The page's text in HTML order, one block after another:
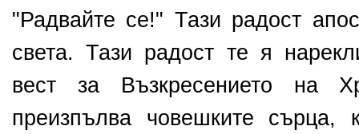
"Радвайте се!" Тази радост
света. Тази радост те я
вест за Възкресението на
преизпълва човешките сърца,